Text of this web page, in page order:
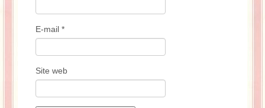
E-mail *
Site web